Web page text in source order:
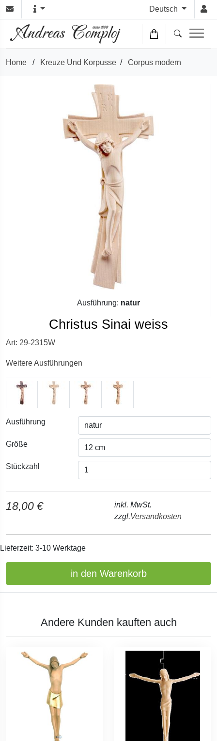
Deutsch
Home / Kreuze Und Korpusse / Corpus modern
Ausführung: natur
Christus Sinai weiss
Art: 29-2315W
Weitere Ausführungen
Ausführung
Größe
Stückzahl
18,00 €
inkl. MwSt.
zzgl.Versandkosten
Lieferzeit: 3-10 Werktage
in den Warenkorb
Andere Kunden kauften auch